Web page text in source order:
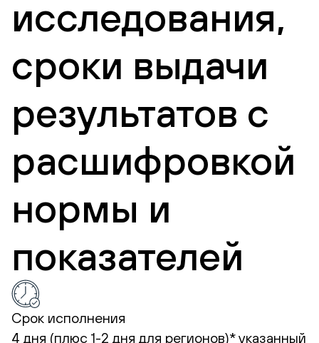
исследования,
сроки выдачи
результатов с
расшифровкой
нормы и
показателей
Срок исполнения
4 дня (плюс 1-2 дня для регионов)*указанный